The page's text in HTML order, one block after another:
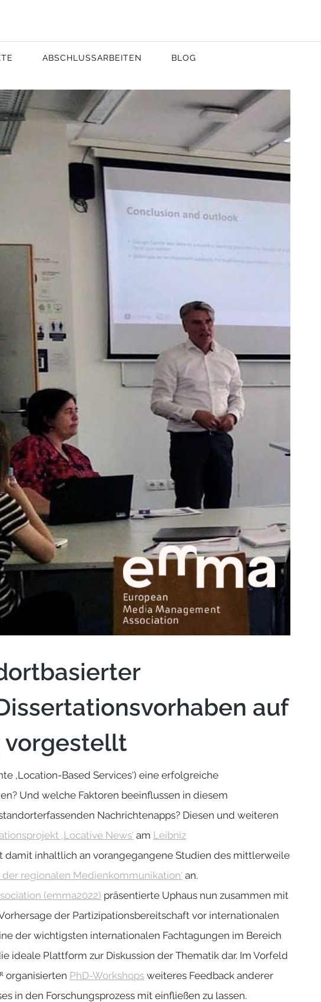
ABSCHLUSSARBEITEN BLOG
auf
vorgestellt
‚Location-Based Services‘) eine erfolgreiche
Und welche Faktoren beeinflussen in diesem
Nachrichtenapps? Diesen und weiteren
‚Locative News‘ am Leibniz
damit inhaltlich an vorangegangene Studien des mittlerweile
der regionalen Medienkommunikation‘ an.
(emma2022) präsentierte Uphaus nun zusammen mit
der Partizipationsbereitschaft vor internationalen
der wichtigsten internationalen Fachtagungen im Bereich
ideale Plattform zur Diskussion der Thematik dar. Im Vorfeld
organisierten PhD-Workshops weiteres Feedback anderer
in den Forschungsprozess mit einfließen zu lassen.